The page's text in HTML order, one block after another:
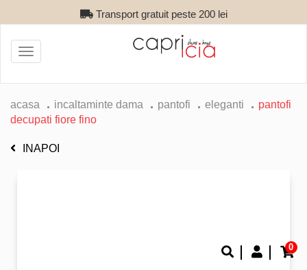
Transport gratuit peste 200 lei
0
Toggle
navigation
acasa incaltaminte dama pantofi eleganti
pantofi
decupati fiore fino
INAPOI